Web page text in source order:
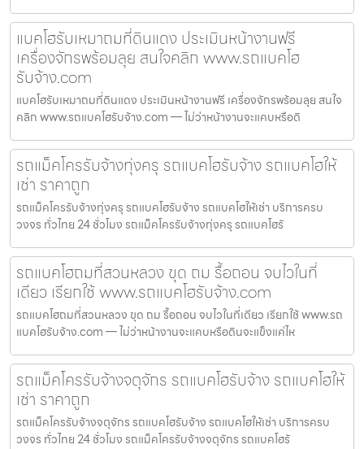
แบคโฮรับเหมาถมที่ดินแดง ประเมินหน้างานฟรี
เครื่องจักรพร้อมลุย สนใจคลิก www.รถแบคโฮ
รับจ้าง.com
แบคโฮรับเหมาถมที่ดินแดง ประเมินหน้างานฟรี เครื่องจักรพร้อมลุย สนใจ
คลิก www.รถแบคโฮรับจ้าง.com — ไม่ว่าหน้างานจะแคบหรือดิ
รถแม็คโครรับจ้างทุ่งครุ รถแบคโฮรับจ้าง รถแบคโฮให้
เช่า ราคาถูก
รถแม็คโครรับจ้างทุ่งครุ รถแบคโฮรับจ้าง รถแบคโฮให้เช่า บริการครบ
วงจร ทั่วไทย 24 ชั่วโมง รถแม็คโครรับจ้างทุ่งครุ รถแบคโฮรั
รถแบคโฮถมที่สวนหลวง ขุด ถม รื้อถอน จบไวในที่
เดียว เรียกใช้ www.รถแบคโฮรับจ้าง.com
รถแบคโฮถมที่สวนหลวง ขุด ถม รื้อถอน จบไวในที่เดียว เรียกใช้ www.รถ
แบคโฮรับจ้าง.com — ไม่ว่าหน้างานจะแคบหรือดินจะแข็งแค่ไห
รถแม็คโครรับจ้างจตุจักร รถแบคโฮรับจ้าง รถแบคโฮให้
เช่า ราคาถูก
รถแม็คโครรับจ้างจตุจักร รถแบคโฮรับจ้าง รถแบคโฮให้เช่า บริการครบ
วงจร ทั่วไทย 24 ชั่วโมง รถแม็คโครรับจ้างจตุจักร รถแบคโฮรั